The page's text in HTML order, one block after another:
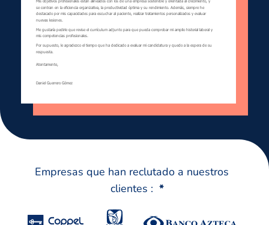
Empresas que han reclutado a nuestros
clientes : *